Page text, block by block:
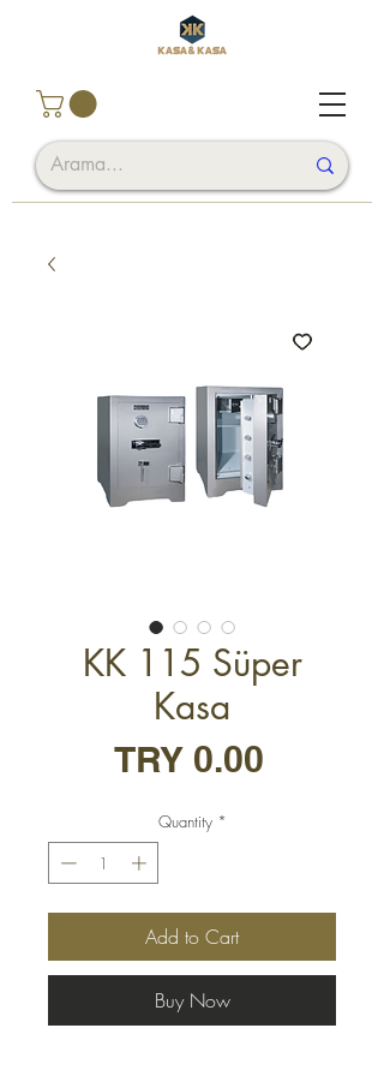
KK 115 Süper
Kasa
TRY 0.00
Quantity *
Add to Cart
Buy Now